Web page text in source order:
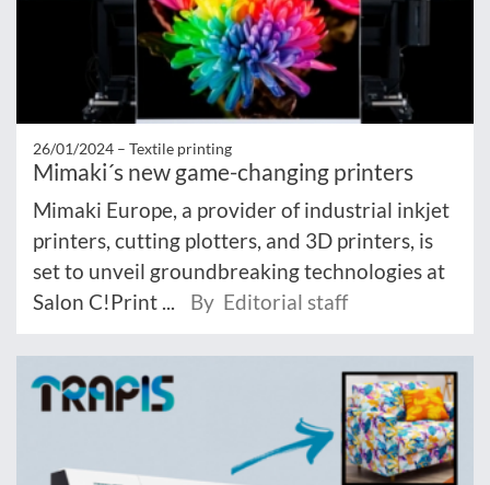
26/01/2024 – Textile printing
Mimaki´s new game-changing printers
Mimaki Europe, a provider of industrial inkjet
printers, cutting plotters, and 3D printers, is
set to unveil groundbreaking technologies at
Salon C!Print ...
By Editorial staff